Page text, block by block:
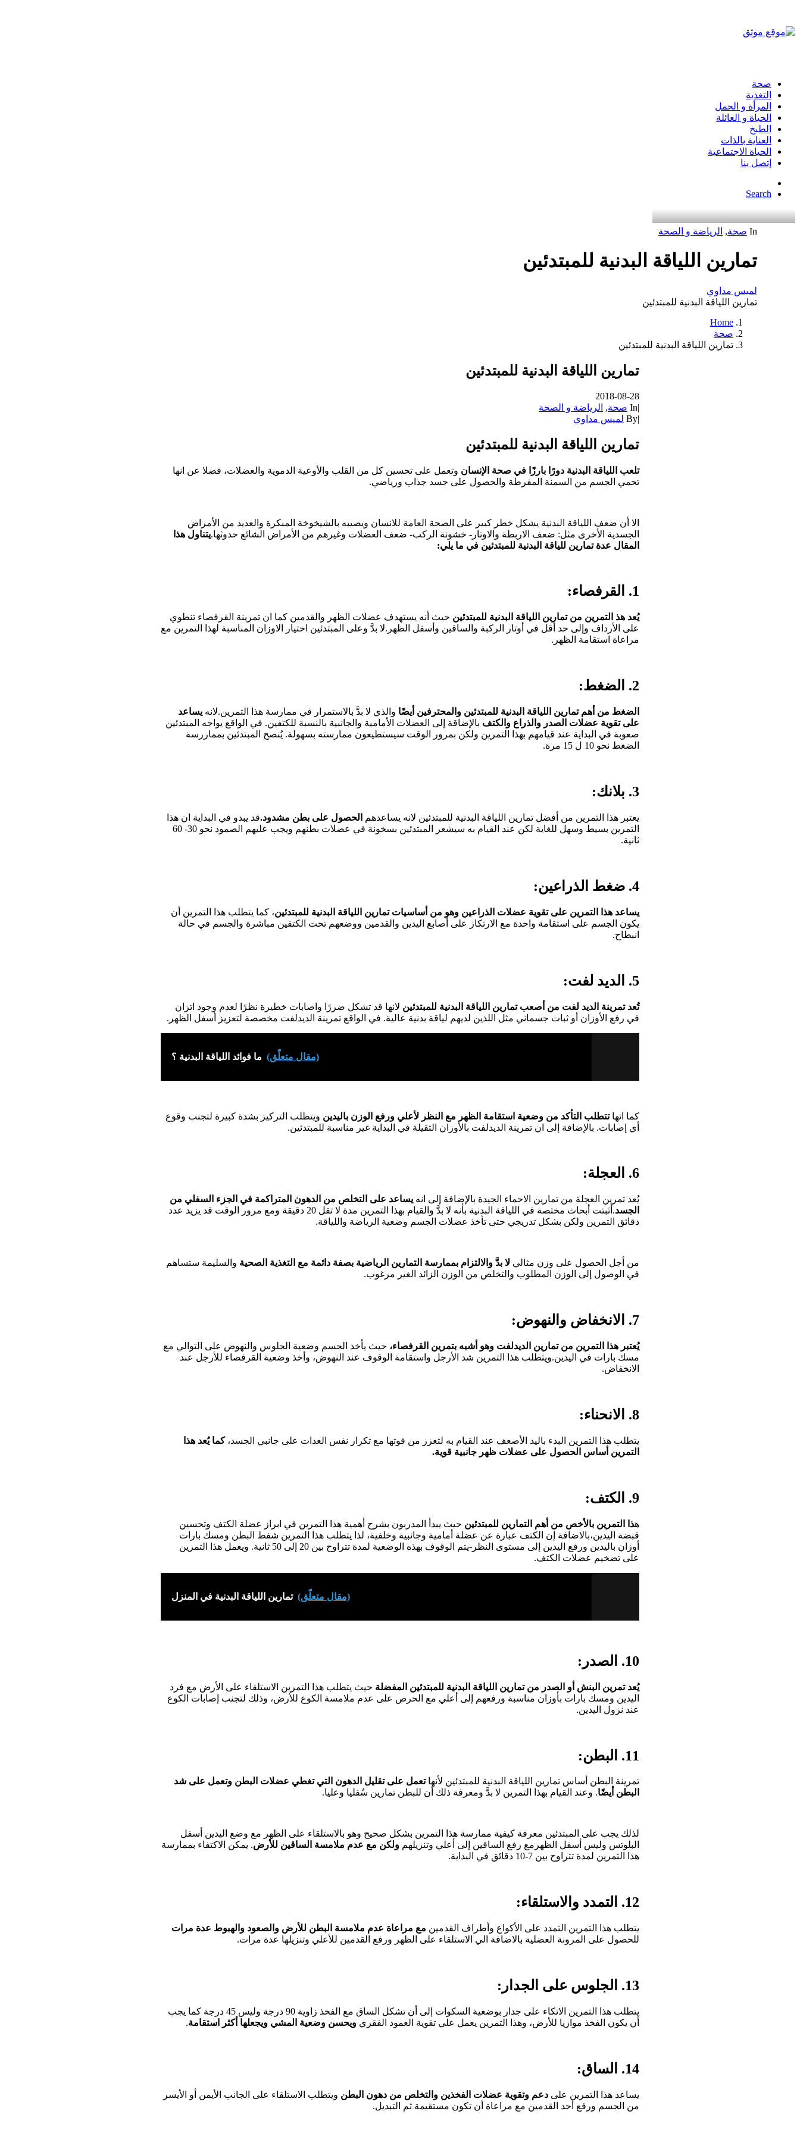
صحة
التغذية
المرأة و الحمل
الحياة و العائلة
الطبخ
العناية بالذات
الحياة الاجتماعية
إتصل بنا
Search
In صحة, الرياضة و الصحة
تمارين اللياقة البدنية للمبتدئين
لميس مداوي
تمارين اللياقة البدنية للمبتدئين
Home
صحة
تمارين اللياقة البدنية للمبتدئين
تمارين اللياقة البدنية للمبتدئين
2018-08-28
|
In صحة, الرياضة و الصحة
|
By لميس مداوي
تمارين اللياقة البدنية للمبتدئين
تلعب اللياقة البدنية دورًا بارزًا في صحة الإنسان وتعمل على تحسين كل من القلب والأوعية الدموية والعضلات، فضلا عن انها
تحمي الجسم من السمنة المفرطة والحصول على جسد جذاب ورياضي.
الا أن ضعف اللياقة البدنية يشكل خطر كبير على الصحة العامة للانسان ويصيبه بالشيخوخة المبكرة والعديد من الأمراض
الجسدية الأخرى مثل: ضعف الاربطة والاوتار- خشونة الركب- ضعف العضلات وغيرهم من الأمراض الشائع حدوثها.يتناول هذا
المقال عدة تمارين للياقة البدنية للمبتدئين في ما يلي:
1. القرفصاء:
يُعد هذ التمرين من تمارين اللياقة البدنية للمبتدئين حيث أنه يستهدف عضلات الظهر والقدمين كما ان تمرينة القرفصاء تنطوي
على الأرداف وإلى حد أقل في أوتار الركبة والساقين وأسفل الظهر.لا بدَّ وعلى المبتدئين اختيار الاوزان المناسبة لهذا التمرين مع
مراعاة استقامة الظهر.
2. الضغط:
الضغط من أهم تمارين اللياقة البدنية للمبتدئين والمحترفين أيضًا والذي لا بدَّ بالاستمرار في ممارسة هذا التمرين.لانه يساعد
على تقوية عضلات الصدر والذراع والكتف بالإضاقة إلى العضلات الأمامية والجانبية بالنسبة للكتفين. في الواقع يواجه المبتدئين
صعوبة في البداية عند قيامهم بهذا التمرين ولكن بمرور الوقت سيستطيعون ممارسته بسهولة. يُنصح المبتدئين بمماررسة
الضغط نحو 10 ل 15 مرة.
3. بلانك:
يعتبر هذا التمرين من أفضل تمارين اللياقة البدنية للمبتدئين لانه يساعدهم الحصول على بطن مشدود.قد يبدو في البداية ان هذا
التمرين بسيط وسهل للغاية لكن عند القيام به سيشعر المبتدئين بسخونة في عضلات بطنهم ويجب عليهم الصمود نحو 30- 60
ثانية.
4. ضغط الذراعين:
يساعد هذا التمرين على تقوية عضلات الذراعين وهو من أساسيات تمارين اللياقة البدنية للمبتدئين، كما يتطلب هذا التمرين أن
يكون الجسم على استقامة واحدة مع الارتكاز على أصابع اليدين والقدمين ووضعهم تحت الكتفين مباشرة والجسم في حالة
انبطاح.
5. الديد لفت:
تُعد تمرينة الديد لفت من أصعب تمارين اللياقة البدنية للمبتدئين لانها قد تشكل ضررًا واصابات خطيرة نظرًا لعدم وجود اتزان
في رفع الأوزان أو ثبات جسماني مثل اللذين لديهم لياقة بدنية عالية. في الواقع تمرينة الديدلفت مخصصة لتعزيز أسفل الظهر.
(مقال متعلّق) ما فوائد اللياقة البدنية ؟
كما انهاتتطلب التأكد من وضعية استقامة الظهر مع النظر لأعلي ورفع الوزن باليدين ويتطلب التركيز بشدة كبيرة لتجنب وقوع
أي إصابات. بالإضافة إلى ان تمرينة الديدلفت بالأوزان الثقيلة في البداية غير مناسبة للمبتدئين.
6. العجلة:
يُعد تمرين العجلة من تمارين الاحماء الجيدة بالإضافة إلى انه يساعد على التخلص من الدهون المتراكمة في الجزء السفلي من
الجسد
.أثبتت أبحاث مختصة في اللياقة البدنية بأنه لا بدَّ والقيام بهذا التمرين مدة لا تقل 20 دقيقة ومع مرور الوقت قد يزيد عدد
دقائق التمرين ولكن بشكل تدريجي حتى تأخذ عضلات الجسم وضعية الرياضة واللياقة.
من أجل الحصول على وزن مثالي لا بدَّ والالتزام بممارسة التمارين الرياضية بصفة دائمة مع التغذية الصحية والسليمة ستساهم
في الوصول إلى الوزن المطلوب والتخلص من الوزن الزائد الغير مرغوب.
7. الانخفاض والنهوض:
يُعتبر هذا التمرين من تمارين الديدلفت وهو أشبه بتمرين القرفصاء، حيث يأخذ الجسم وضعية الجلوس والنهوض على التوالي مع
مسك بارات في اليدين.ويتطلب هذا التمرين شد الأرجل واستقامة الوقوف عند النهوض، وأخذ وضعية القرفصاء للأرجل عند
الانخفاض.
8. الانحناء:
يتطلب هذا التمرين البدء باليد الأضعف عند القيام به لتعزز من قوتها مع تكرار نفس العدات على جانبي الجسد،كما يُعد هذا
التمرين أساس الحصول على عضلات ظهر جانبية قوية.
9. الكتف:
هذا التمرين بالأخص من أهم التمارين للمبتدئين حيث يبدأ المدربون بشرح أهمية هذا التمرين في ابراز عضلة الكتف وتحسين
قبضة اليدين،بالاضافة إن الكتف عبارة عن عضلة أمامية وجانبية وخلفية، لذا يتطلب هذا التمرين شفط البطن ومسك بارات
أوزان باليدين ورفع اليدين إلى مستوى النظر-يتم الوقوف بهذه الوضعية لمدة تتراوح بين 20 إلى 50 ثانية. ويعمل هذا التمرين
على تضخيم عضلات الكتف.
(مقال متعلّق) تمارين اللياقة البدنية في المنزل
10. الصدر:
يُعد تمرين البنش أو الصدر من تمارين اللياقة البدنية للمبتدئين المفضلة حيث يتطلب هذا التمرين الاستلقاء على الأرض مع فرد
اليدين ومسك بارات بأوزان مناسبة ورفعهم إلى أعلي مع الحرص على عدم ملامسة الكوع للأرض، وذلك لتجنب إصابات الكوع
عند نزول اليدين.
11. البطن:
تمرينة البطن أساس تمارين اللياقة البدنية للمبتدئين لأنهاتعمل على تقليل الدهون التي تغطي عضلات البطن وتعمل على شد
البطن أيضًا. وعند القيام بهذا التمرين لا بدَّ ومعرفة ذلك أن للبطن تمارين سُفليا وعليا.
لذلك يجب على المبتدئين معرفة كيفية ممارسة هذا التمرين بشكل صحيح وهو بالاستلقاء على الظهر مع وضع اليدين أسفل
البلوتس وليس أسفل الظهرمع رفع الساقين إلى أعلي وتنزيلهم ولكن مع عدم ملامسة الساقين للأرض. يمكن الاكتفاء بممارسة
هذا التمرين لمدة تتراوح بين 7-10 دقائق في البداية.
12. التمدد والاستلقاء:
يتطلب هذا التمرين التمدد على الأكواع وأطراف القدمين مع مراعاة عدم ملامسة البطن للأرض والصعود والهبوط عدة مرات
للحصول على المرونة العضلية بالاضافة الي الاستلقاء على الظهر ورفع القدمين للأعلي وتنزيلها عدة مرات.
13. الجلوس على الجدار:
يتطلب هذا التمرين الاتكاء على جدار بوضعية السكوات إلى أن تشكل الساق مع الفخذ زاوية 90 درجة وليس 45 درجة كما يجب
أن يكون الفخذ موازيا للأرض، وهذا التمرين يعمل علي تقوية العمود الفقري ويحسن وضعية المشي ويجعلها أكثر استقامة.
14. الساق:
يساعد هذا التمرين على دعم وتقوية عضلات الفخذين والتخلص من دهون البطن ويتطلب الاستلقاء على الجانب الأيمن أو الأيسر
من الجسم ورفع أحد القدمين مع مراعاة أن تكون مستقيمة ثم التبديل.